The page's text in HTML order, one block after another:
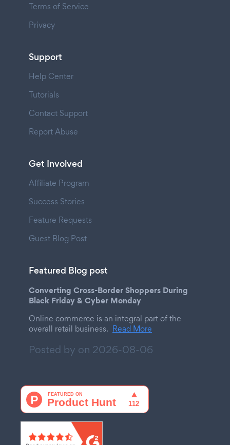
Terms of Service
Privacy
Support
Help Center
Tutorials
Contact Support
Report Abuse
Get Involved
Affiliate Program
Success Stories
Feature Requests
Guest Blog Post
Featured Blog post
Converting Cross-Border Shoppers During
Black Friday & Cyber Monday
Online commerce is an integral part of the
overall retail business. Read More
Posted by on 2026-08-06